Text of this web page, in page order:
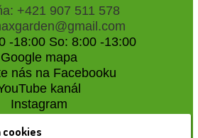
+421 907 511 578
-18:00 So: 8:00 -13:00
Google mapa
nás na Facebooku
kanál
Instagram
cookies